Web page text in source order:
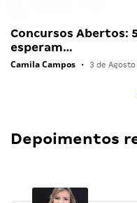
Concursos Abertos:
esperam…
Camila Campos • 3 de Agosto
Depoimentos